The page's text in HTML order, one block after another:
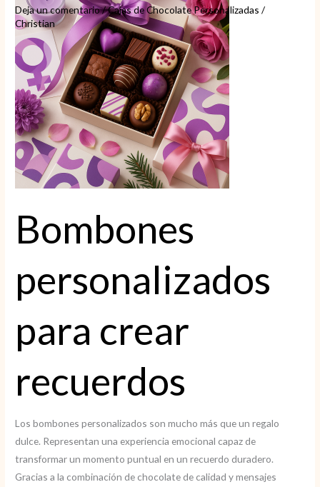
Bombones
personalizados
para crear
recuerdos
Deja un comentario/Cajas de Chocolate Personalizadas /
Christian
Los bombones personalizados son mucho más que un regalo
dulce. Representan una experiencia emocional capaz de
transformar un momento puntual en un recuerdo duradero.
Gracias a la combinación de chocolate de calidad y mensajes